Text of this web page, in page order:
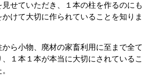
せていただき、１本の柱を作るのにも
けて大切に作られていることを知りま
ら小物、廃材の家畜利用に至まで全て
１本１本が本当に大切にされているこ